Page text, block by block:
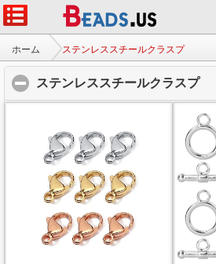
ホーム ステンレススチールクラスプ
ステンレススチールクラスプ
ホーム|について|
© 2026 銀河の宝石株式会社すべての